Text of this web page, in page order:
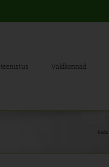
Valdkonnad
Kodu